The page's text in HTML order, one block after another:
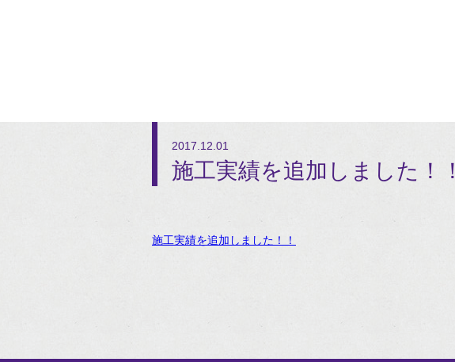
2017.12.01
施工実績を追加しました！！
施工実績を追加しました！！